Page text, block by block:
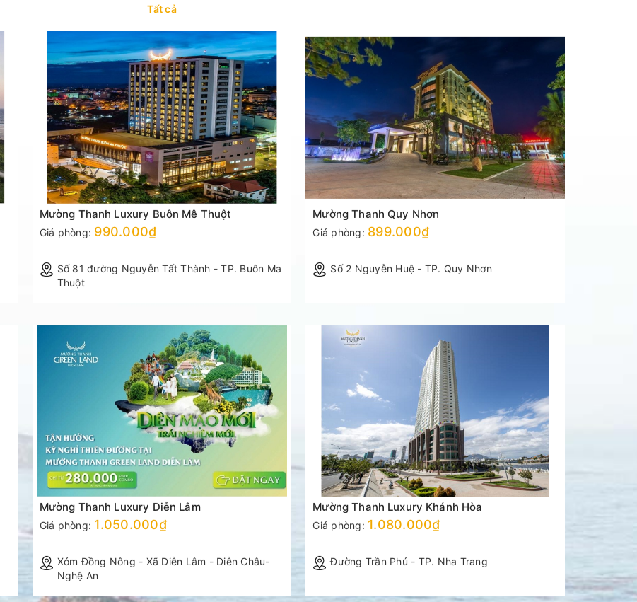
Tất cả
Mường Thanh Luxury Buôn Mê Thuột
Giá phòng: 990.000₫
Số 81 đường Nguyễn Tất Thành - TP. Buôn Ma
Thuột
Mường Thanh Luxury Diễn Lâm
Giá phòng: 1.050.000₫
Xóm Đồng Nông - Xã Diễn Lâm - Diễn Châu-
Nghệ An
Mường Thanh Quy Nhơn
Giá phòng: 899.000₫
Số 2 Nguyễn Huệ - TP. Quy Nhơn
Mường Thanh Luxury Khánh Hòa
Giá phòng: 1.080.000₫
Đường Trần Phú - TP. Nha Trang